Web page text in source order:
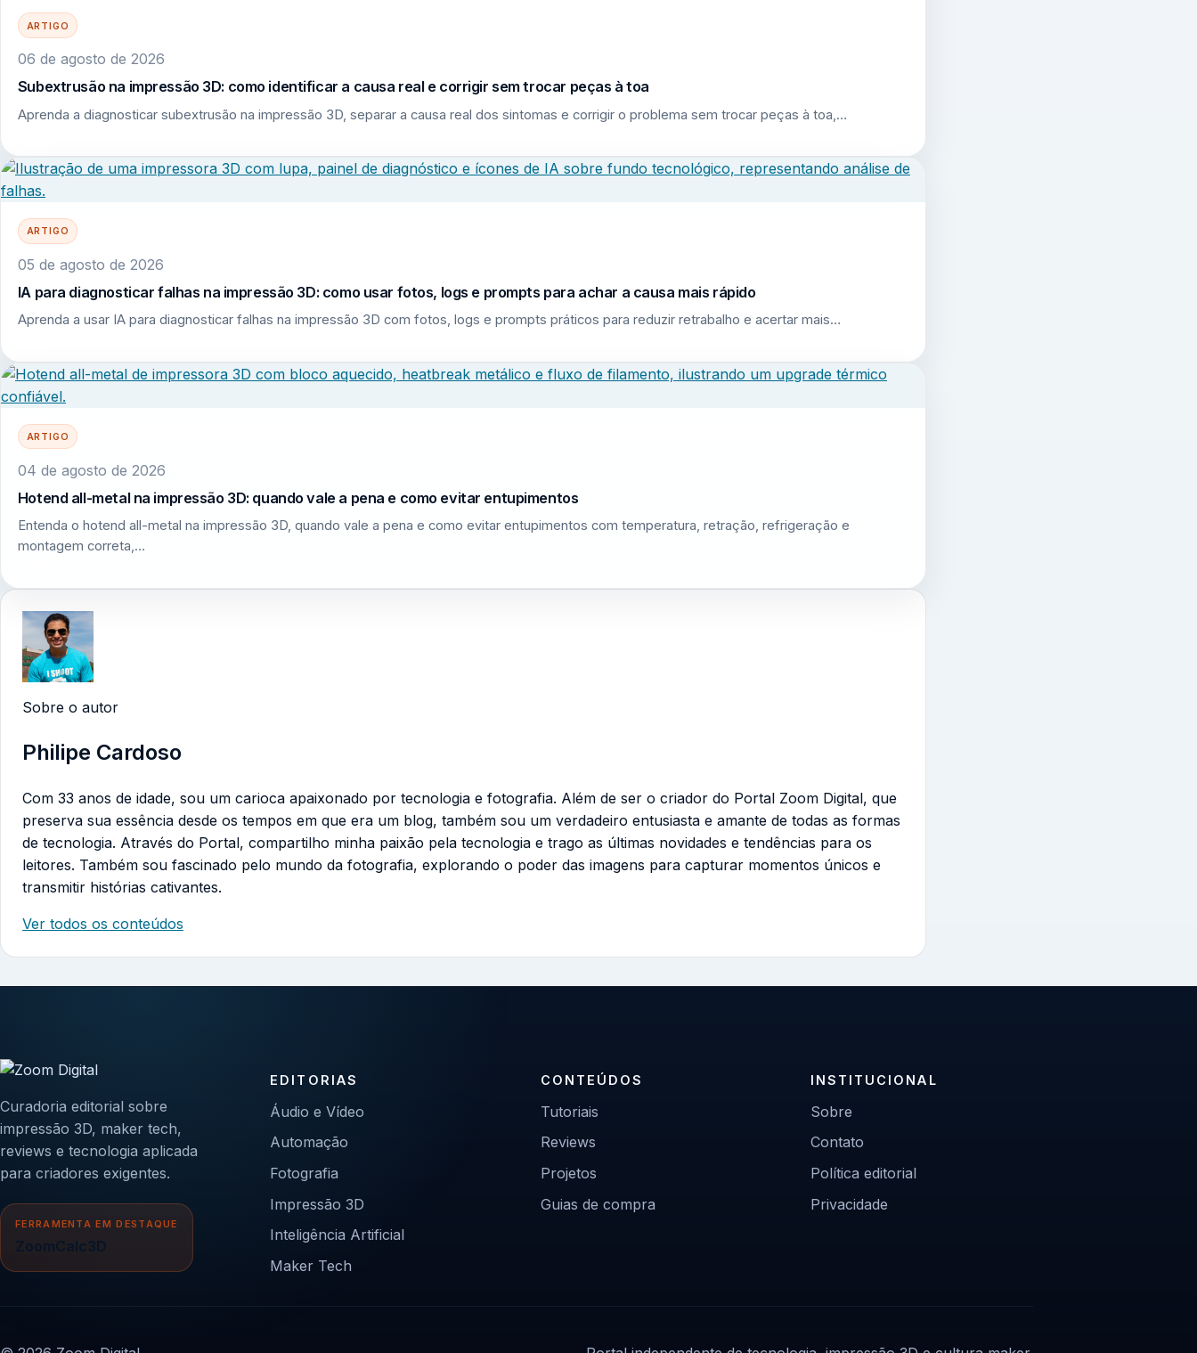
ARTIGO
06 de agosto de 2026
Subextrusão na impressão 3D: como identificar a causa real e corrigir sem trocar peças à toa
Aprenda a diagnosticar subextrusão na impressão 3D, separar a causa real dos sintomas e corrigir o problema sem trocar peças à toa,…
ARTIGO
05 de agosto de 2026
IA para diagnosticar falhas na impressão 3D: como usar fotos, logs e prompts para achar a causa mais rápido
Aprenda a usar IA para diagnosticar falhas na impressão 3D com fotos, logs e prompts práticos para reduzir retrabalho e acertar mais…
ARTIGO
04 de agosto de 2026
Hotend all-metal na impressão 3D: quando vale a pena e como evitar entupimentos
Entenda o hotend all-metal na impressão 3D, quando vale a pena e como evitar entupimentos com temperatura, retração, refrigeração e
montagem correta,…
Sobre o autor
Philipe Cardoso
Com 33 anos de idade, sou um carioca apaixonado por tecnologia e fotografia. Além de ser o criador do Portal Zoom Digital, que
preserva sua essência desde os tempos em que era um blog, também sou um verdadeiro entusiasta e amante de todas as formas
de tecnologia. Através do Portal, compartilho minha paixão pela tecnologia e trago as últimas novidades e tendências para os
leitores. Também sou fascinado pelo mundo da fotografia, explorando o poder das imagens para capturar momentos únicos e
transmitir histórias cativantes.
Ver todos os conteúdos
Curadoria editorial sobre
impressão 3D, maker tech,
reviews e tecnologia aplicada
para criadores exigentes.
FERRAMENTA EM DESTAQUE
ZoomCalc3D
EDITORIAS
Áudio e Vídeo
Automação
Fotografia
Impressão 3D
Inteligência Artificial
Maker Tech
CONTEÚDOS
Tutoriais
Reviews
Projetos
Guias de compra
INSTITUCIONAL
Sobre
Contato
Política editorial
Privacidade